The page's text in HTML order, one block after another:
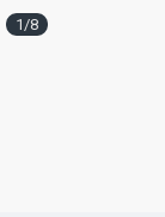
1/8